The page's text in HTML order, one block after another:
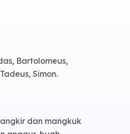
Bartolomeus,